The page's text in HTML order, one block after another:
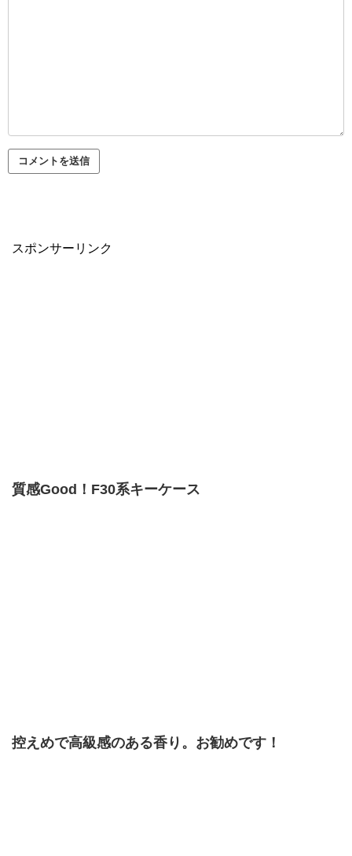
スポンサーリンク
質感Good！F30系キーケース
控えめで高級感のある香り。お勧めです！